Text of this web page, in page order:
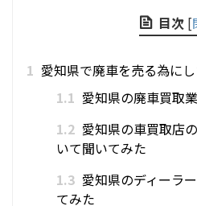
目次 [
1 愛知県で廃車を売る為に
1.1 愛知県の廃車買取
1.2 愛知県の車買取店
いて聞いてみた
1.3 愛知県のディーラ
てみた